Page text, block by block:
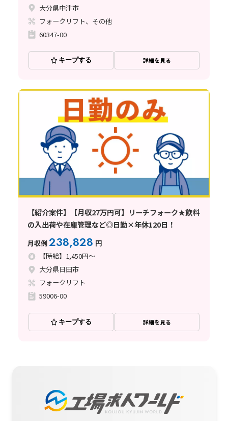
大分県中津市
フォークリフト、その他
60347-00
キープする 詳細を見る
【紹介案件】【月収27万円可】リーチフォーク★飲料
の入出荷や在庫管理など◎日勤×年休120日！
月収例238,828 円
【時給】1,450円～
大分県日田市
フォークリフト
59006-00
キープする 詳細を見る